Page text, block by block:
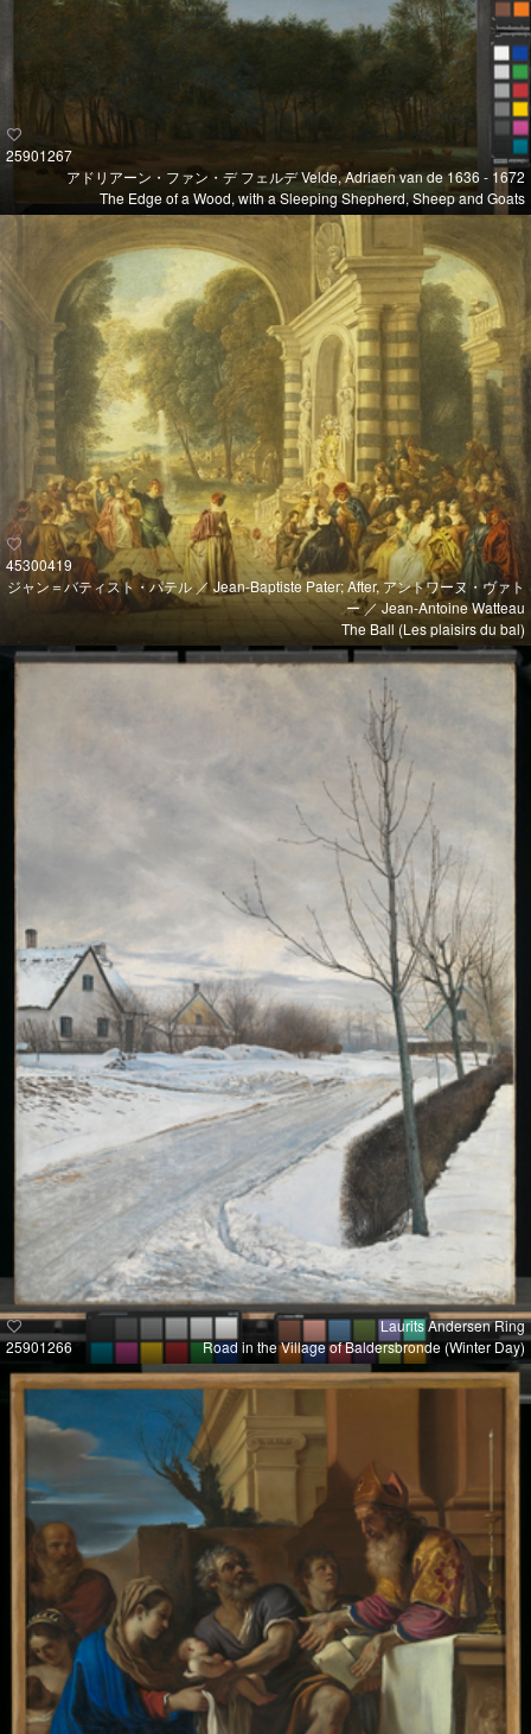
25901267
アドリアーン・ファン・デ フェルデ Velde, Adriaen van de 1636 - 1672
The Edge of a Wood, with a Sleeping Shepherd, Sheep and Goats
45300419
ジャン＝バティスト・パテル ／ Jean-Baptiste Pater; After, アントワーヌ・ヴァト
ー ／ Jean-Antoine Watteau
The Ball (Les plaisirs du bal)
25901266
Laurits Andersen Ring
Road in the Village of Baldersbronde (Winter Day)